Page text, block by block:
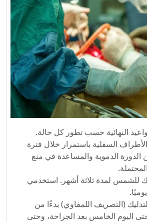
النهائية حسب تطور كل حالة.
السفلية باستمرار خلال فترة
الدورة الدموية والمساعدة في منع
للشمس لمدة ثلاثة أشهر. استخدمي
(التصريف اللمفاوي) بدءًا من
اليوم الخامس بعد الجراحة، وحتى